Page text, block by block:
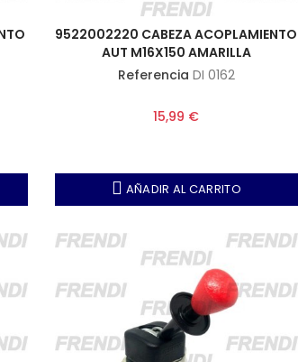
9522002220 CABEZA ACOPLAMIENTO
AUT M16X150 AMARILLA
Referencia DI 0162
15,99 €
AÑADIR AL CARRITO